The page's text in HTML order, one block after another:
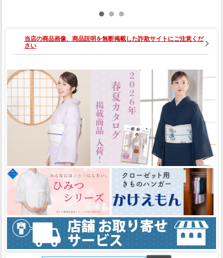
ーレース更
紗：藤）（お
え）
当店の商品画像、商品説明を無断掲載した詐欺サイトにご注意くだ
さい